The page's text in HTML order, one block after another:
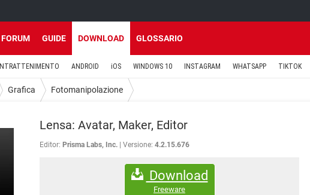
FORUM GUIDE DOWNLOAD GLOSSARIO
INTRATTENIMENTO ANDROID iOS WINDOWS 10 INSTAGRAM WHATSAPP TIKTOK
Grafica Fotomanipolazione
Lensa: Avatar, Maker, Editor
Editor: Prisma Labs, Inc. Versione: 4.2.15.676
Download
Freeware